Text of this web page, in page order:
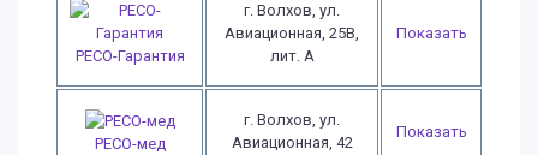
РЕСО-Гарантия
г. Волхов, ул.
Авиационная, 25В,
лит. А
Показать
РЕСО-мед
г. Волхов, ул.
Авиационная, 42
Показать